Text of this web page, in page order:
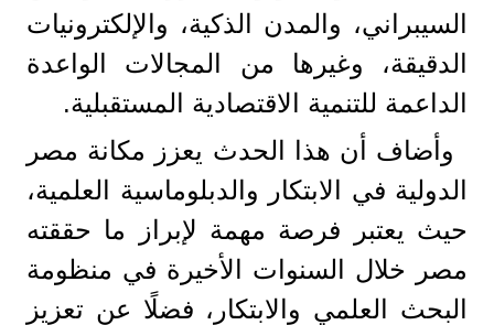
السيبراني، والمدن الذكية، والإلكترونيات
الدقيقة، وغيرها من المجالات الواعدة
الداعمة للتنمية الاقتصادية المستقبلية.
وأضاف أن هذا الحدث يعزز مكانة مصر
الدولية في الابتكار والدبلوماسية العلمية،
حيث يعتبر فرصة مهمة لإبراز ما حققته
مصر خلال السنوات الأخيرة في منظومة
البحث العلمي والابتكار، فضلًا عن تعزيز